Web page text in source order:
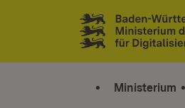
Zum Inhalt springen
Link zur Startseite
Ministerium